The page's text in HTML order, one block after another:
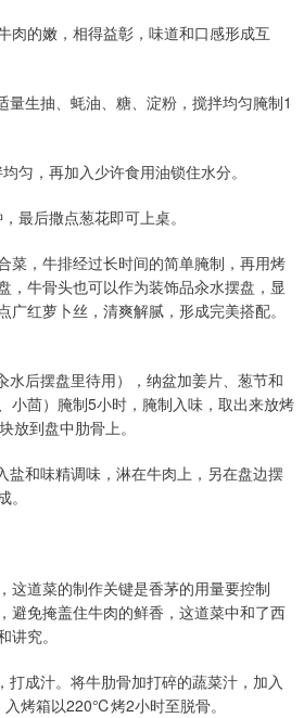
肉的嫩，相得益彰，味道和口感形成互
量生抽、蚝油、糖、淀粉，搅拌均匀腌制1
匀，再加入少许食用油锁住水分。
最后撒点葱花即可上桌。
菜，牛排经过长时间的简单腌制，再用烤
，牛骨头也可以作为装饰品汆水摆盘，显
广红萝卜丝，清爽解腻，形成完美搭配。
水后摆盘里待用），纳盆加姜片、葱节和
小茴）腌制5小时，腌制入味，取出来放烤
放到盘中肋骨上。
盐和味精调味，淋在牛肉上，另在盘边摆
这道菜的制作关键是香茅的用量要控制
避免掩盖住牛肉的鲜香，这道菜中和了西
究。
打成汁。将牛肋骨加打碎的蔬菜汁，加入
烤箱以220℃烤2小时至脱骨。